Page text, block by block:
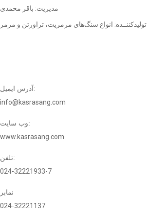
مدیریت: باقر محمدی
تولیدکننــده: انواع سنگ‌های مرمریت، تراورتن و مرمر
آدرس ایمیل:
info@kasrasang.com
وب سایت:
www.kasrasang.com
تلفن:
024-32221933-7
نمابر
024-32221137